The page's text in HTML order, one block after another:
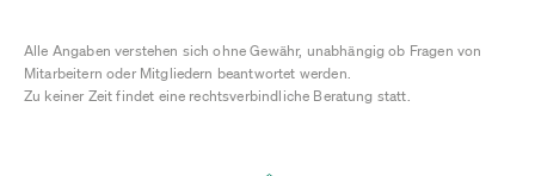
Alle Angaben verstehen sich ohne Gewähr, unabhängig ob Fragen von
Mitarbeitern oder Mitgliedern beantwortet werden.
Zu keiner Zeit findet eine rechtsverbindliche Beratung statt.